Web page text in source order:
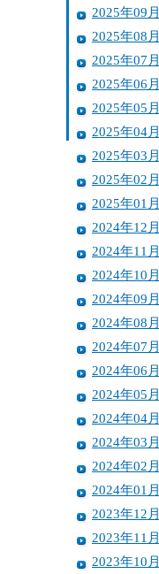
2025年09月
2025年08月
2025年07月
2025年06月
2025年05月
2025年04月
2025年03月
2025年02月
2025年01月
2024年12月
2024年11月
2024年10月
2024年09月
2024年08月
2024年07月
2024年06月
2024年05月
2024年04月
2024年03月
2024年02月
2024年01月
2023年12月
2023年11月
2023年10月